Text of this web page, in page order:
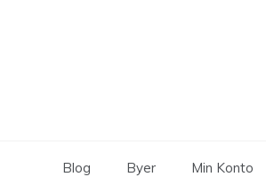
Blog Byer Min Konto